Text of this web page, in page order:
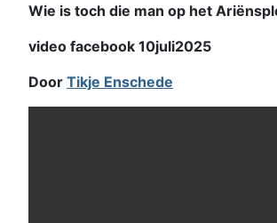
Wie is toch die man op het
video facebook 10juli2025
Door Tikje Enschede